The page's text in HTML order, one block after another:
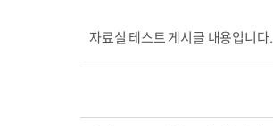
자료실 테스트 게시글 내용입니다.